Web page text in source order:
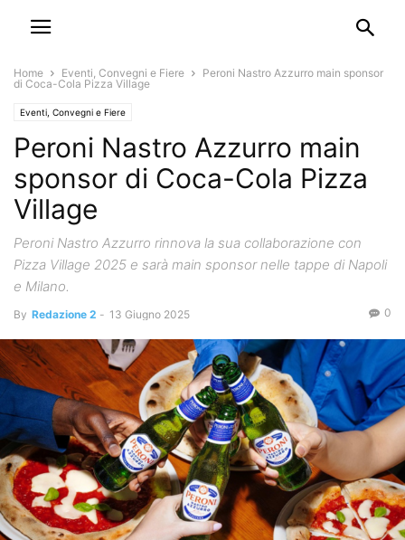
Home Eventi, Convegni e Fiere
Peroni Nastro Azzurro main sponsor
di Coca-Cola Pizza Village
Eventi, Convegni e Fiere
Peroni Nastro Azzurro main
sponsor di Coca-Cola Pizza
Village
Peroni Nastro Azzurro rinnova la sua collaborazione con
Pizza Village 2025 e sarà main sponsor nelle tappe di Napoli
e Milano.
By Redazione 2 - 13 Giugno 2025 0